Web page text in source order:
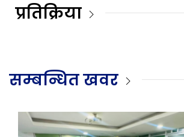
प्रतिक्रिया
सम्बन्धित खवर